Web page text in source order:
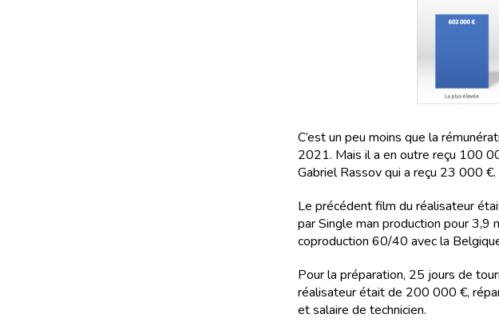
C’est un peu moins que la
2021. Mais il a en outre reçu 100
Gabriel Rassov qui a reçu 23 000 €.
Le précédent film du réalisateur
par Single man production pour 3,9
coproduction 60/40 avec la
Pour la préparation, 25 jours de
réalisateur était de 200 000 €,
et salaire de technicien.